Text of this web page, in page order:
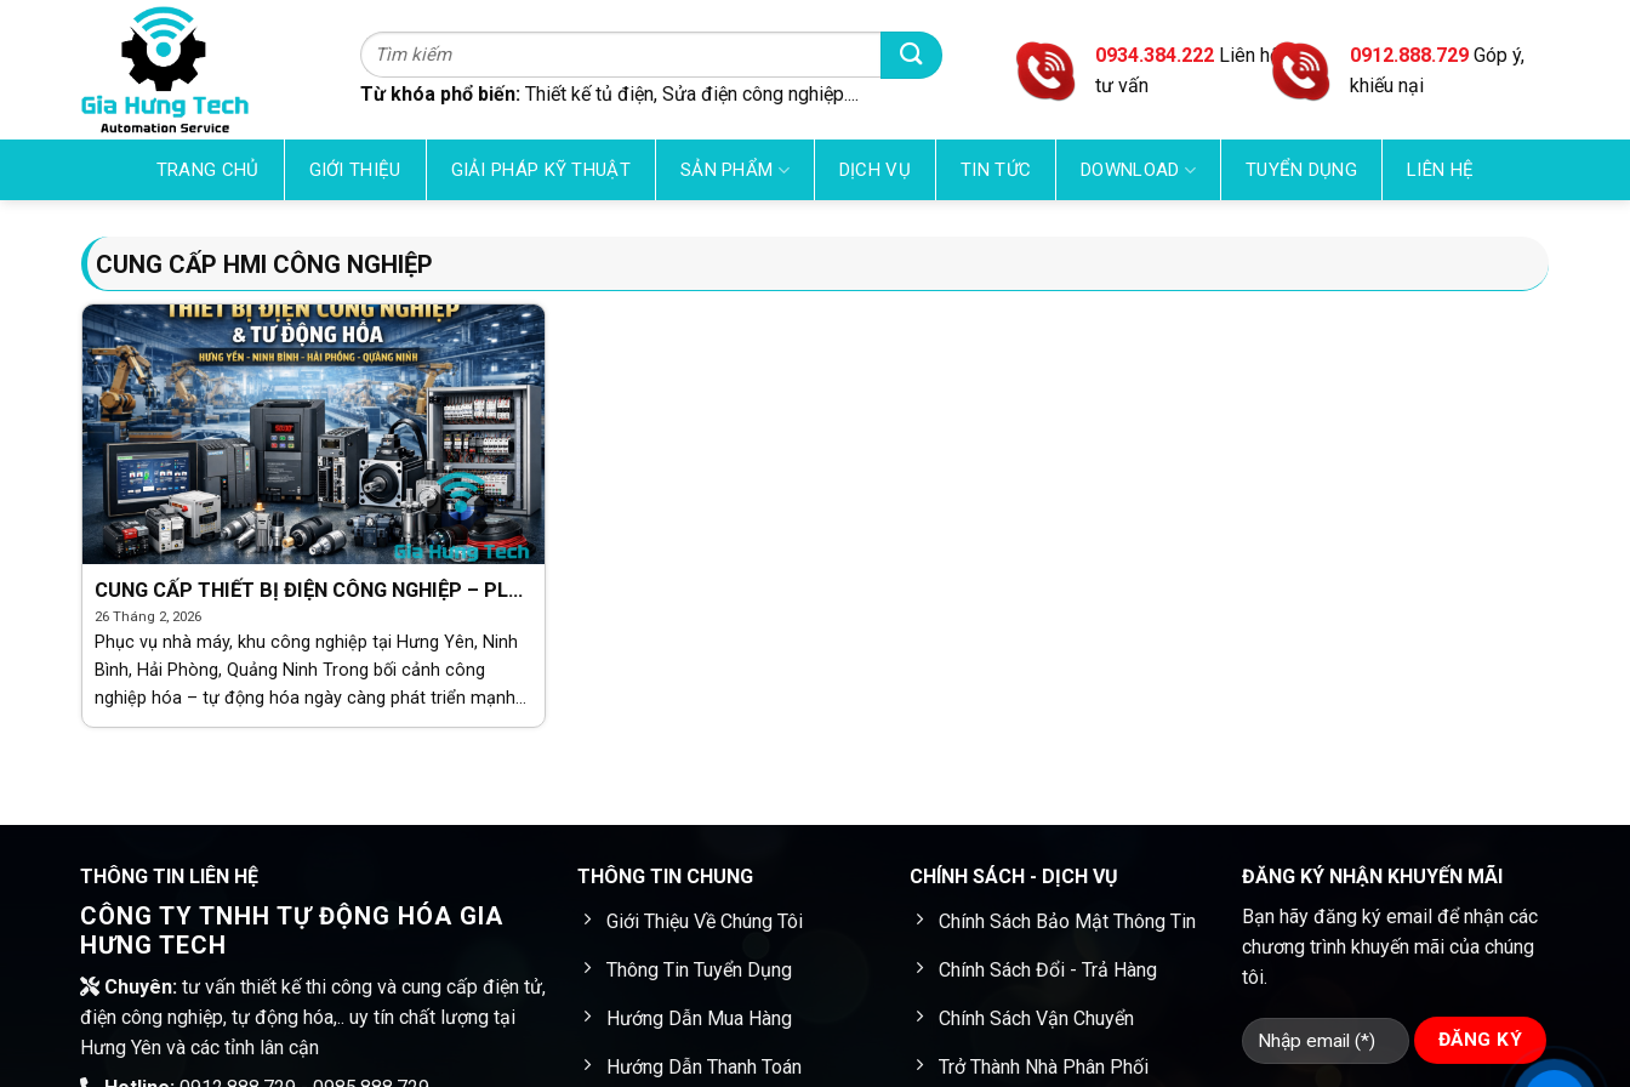
Tìm
kiếm:
Từ khóa phổ biến: Thiết kế tủ điện, Sửa điện công nghiệp....
0934.384.222 Liên hệ
tư vấn
0912.888.729 Góp ý,
khiếu nại
TRANG CHỦ GIỚI THIỆU GIẢI PHÁP KỸ THUẬT SẢN PHẨM DỊCH VỤ TIN TỨC DOWNLOAD TUYỂN DỤNG LIÊN HỆ
CUNG CẤP HMI CÔNG NGHIỆP
CUNG CẤP THIẾT BỊ ĐIỆN CÔNG NGHIỆP – PLC
– HMI – BIẾN TẦN – SERVO – KHÍ NÉN – THỦY
LỰC
26 Tháng 2, 2026
Phục vụ nhà máy, khu công nghiệp tại Hưng Yên, Ninh
Bình, Hải Phòng, Quảng Ninh Trong bối cảnh công
nghiệp hóa – tự động hóa ngày càng phát triển mạnh
mẽ, việc lựa chọn đúng thiết bị điện công [...]
THÔNG TIN LIÊN HỆ
CÔNG TY TNHH TỰ ĐỘNG HÓA GIA
HƯNG TECH
Chuyên:tư vấn thiết kế thi công và cung cấp điện tử,
điện công nghiệp, tự động hóa,.. uy tín chất lượng tại
Hưng Yên và các tỉnh lân cận
THÔNG TIN CHUNG
Giới Thiệu Về Chúng Tôi
Thông Tin Tuyển Dụng
Hướng Dẫn Mua Hàng
Hướng Dẫn Thanh Toán
CHÍNH SÁCH - DỊCH VỤ
Chính Sách Bảo Mật Thông Tin
Chính Sách Đổi - Trả Hàng
Chính Sách Vận Chuyển
Trở Thành Nhà Phân Phối
ĐĂNG KÝ NHẬN KHUYẾN MÃI
Bạn hãy đăng ký email để nhận các
chương trình khuyến mãi của chúng
tôi.